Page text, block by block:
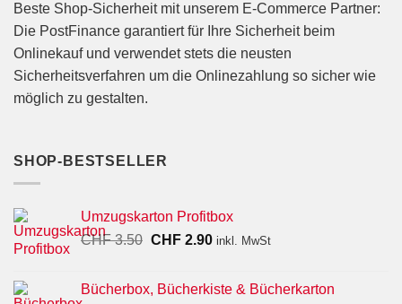
Beste Shop-Sicherheit mit unserem E-Commerce Partner:
Die PostFinance garantiert für Ihre Sicherheit beim
Onlinekauf und verwendet stets die neusten
Sicherheitsverfahren um die Onlinezahlung so sicher wie
möglich zu gestalten.
SHOP-BESTSELLER
Umzugskarton Profitbox
CHF3.50 Ursprünglicher
CHF 3.50
CHF2.90Aktueller
CHF 2.90.
inkl. MwSt
Bücherbox, Bücherkiste & Bücherkarton